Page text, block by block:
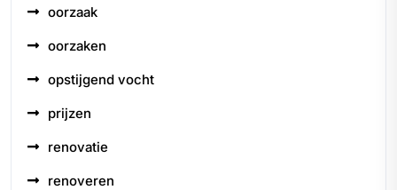
oorzaak
oorzaken
opstijgend vocht
prijzen
renovatie
renoveren